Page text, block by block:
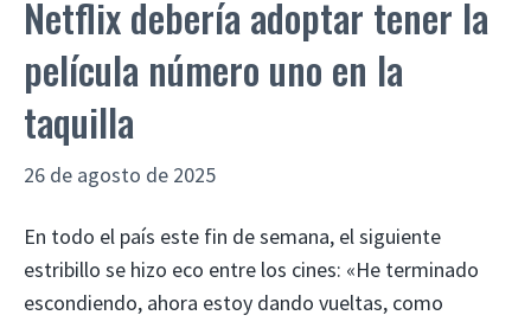
Netflix debería adoptar tener la
película número uno en la
taquilla
26 de agosto de 2025
En todo el país este fin de semana, el siguiente
estribillo se hizo eco entre los cines: «He terminado
escondiendo, ahora estoy dando vueltas, como